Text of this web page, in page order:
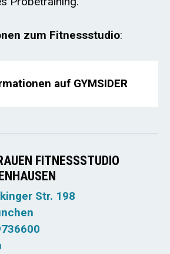
zum Fitnessstudio:
auf GYMSIDER
FITNESSSTUDIO
Str. 198